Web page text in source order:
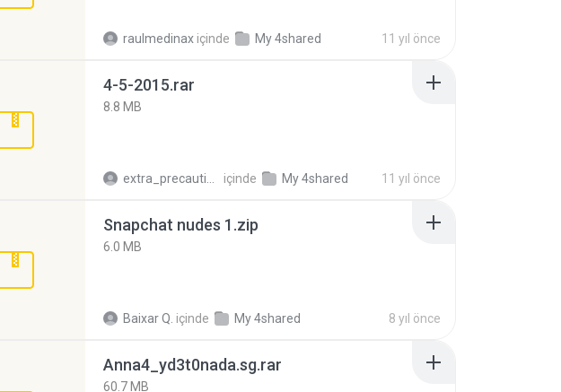
raulmedinax içinde My 4shared 11 yıl önce
4-5-2015.rar
8.8 MB
içinde My 4shared 11 yıl önce
Snapchat nudes 1.zip
6.0 MB
Baixar Q. içinde My 4shared 8 yıl önce
Anna4_yd3t0nada.sg.rar
60.7 MB